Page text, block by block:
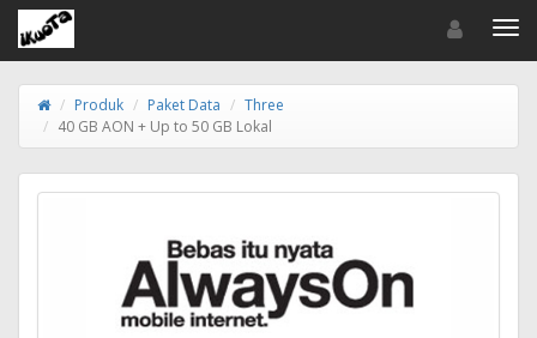
Toggle
Produk Paket Data
Three
40 GB AON + Up to 50 GB Lokal